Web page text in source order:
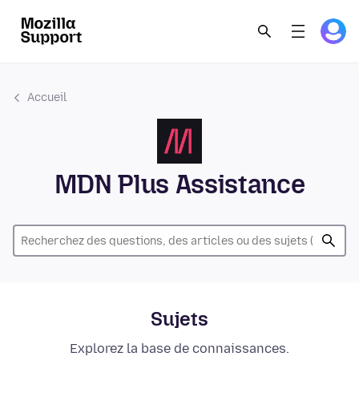
Accueil
MDN Plus Assistance
Sujets
Explorez la base de connaissances.